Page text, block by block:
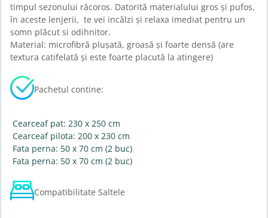
timpul sezonului răcoros. Datorită materialului gros și pufos,
în aceste lenjerii, te vei incălzi și relaxa imediat pentru un
somn plăcut si odihnitor.
Material: microfibră plușată, groasă și foarte densă (are
textura catifelată și este foarte placută la atingere)
Pachetul contine:
Cearceaf pat: 230 x 250 cm
Cearceaf pilota: 200 x 230 cm
Fata perna: 50 x 70 cm (2 buc)
Fata perna: 50 x 70 cm (2 buc)
Compatibilitate Saltele